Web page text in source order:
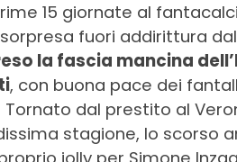
15 giornate al
fuori addirittura
la fascia mancina
, con buona pace dei
Tornato dal prestito al
stagione, lo scorso